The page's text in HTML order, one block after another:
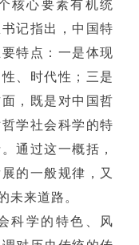
核心要素有机统
记指出，中国特
特点：一是体现
、时代性；三是
，既是对中国哲
学社会科学的特
通过这一概括，
的一般规律，又
未来道路。
科学的特色、风